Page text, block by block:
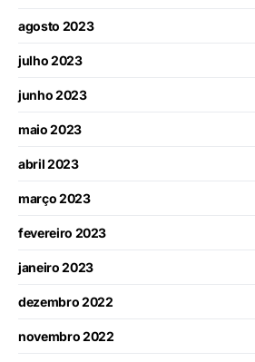
agosto 2023
julho 2023
junho 2023
maio 2023
abril 2023
março 2023
fevereiro 2023
janeiro 2023
dezembro 2022
novembro 2022